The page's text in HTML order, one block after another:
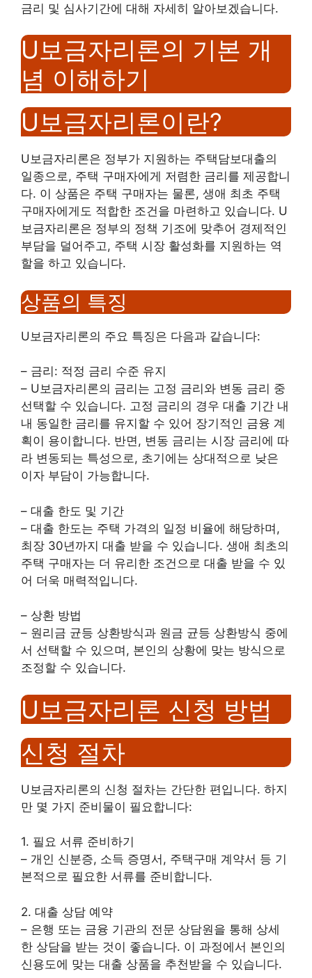
금리 및 심사기간에 대해 자세히 알아보겠습니다.
U보금자리론의 기본 개
념 이해하기
U보금자리론이란?
U보금자리론은 정부가 지원하는 주택담보대출의
일종으로, 주택 구매자에게 저렴한 금리를 제공합니
다. 이 상품은 주택 구매자는 물론, 생애 최초 주택
구매자에게도 적합한 조건을 마련하고 있습니다. U
보금자리론은 정부의 정책 기조에 맞추어 경제적인
부담을 덜어주고, 주택 시장 활성화를 지원하는 역
할을 하고 있습니다.
상품의 특징
U보금자리론의 주요 특징은 다음과 같습니다:
– 금리: 적정 금리 수준 유지
– U보금자리론의 금리는 고정 금리와 변동 금리 중
선택할 수 있습니다. 고정 금리의 경우 대출 기간 내
내 동일한 금리를 유지할 수 있어 장기적인 금융 계
획이 용이합니다. 반면, 변동 금리는 시장 금리에 따
라 변동되는 특성으로, 초기에는 상대적으로 낮은
이자 부담이 가능합니다.
– 대출 한도 및 기간
– 대출 한도는 주택 가격의 일정 비율에 해당하며,
최장 30년까지 대출 받을 수 있습니다. 생애 최초의
주택 구매자는 더 유리한 조건으로 대출 받을 수 있
어 더욱 매력적입니다.
– 상환 방법
– 원리금 균등 상환방식과 원금 균등 상환방식 중에
서 선택할 수 있으며, 본인의 상황에 맞는 방식으로
조정할 수 있습니다.
U보금자리론 신청 방법
신청 절차
U보금자리론의 신청 절차는 간단한 편입니다. 하지
만 몇 가지 준비물이 필요합니다:
1. 필요 서류 준비하기
– 개인 신분증, 소득 증명서, 주택구매 계약서 등 기
본적으로 필요한 서류를 준비합니다.
2. 대출 상담 예약
– 은행 또는 금융 기관의 전문 상담원을 통해 상세
한 상담을 받는 것이 좋습니다. 이 과정에서 본인의
신용도에 맞는 대출 상품을 추천받을 수 있습니다.